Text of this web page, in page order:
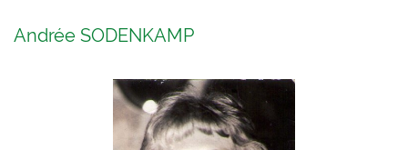
Andrée SODENKAMP